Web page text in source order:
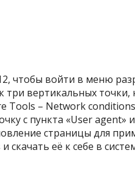
чтобы войти в меню
три вертикальных
– Network
с пункта «User
страницы для
её к себе в